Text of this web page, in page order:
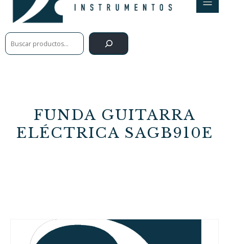
Buscar
FUNDA GUITARRA
ELÉCTRICA SAGB910E